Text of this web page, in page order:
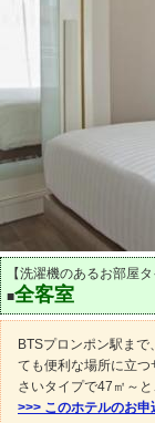
【洗濯機のあるお部屋タ
■全客室
BTSプロンポン駅ま
ても便利な場所に立
さいタイプで47㎡～と
>>> このホテルのお申